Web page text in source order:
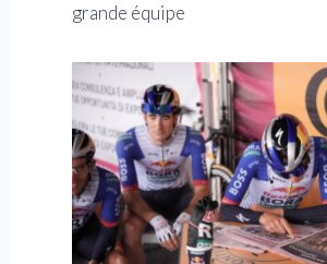
grande équipe